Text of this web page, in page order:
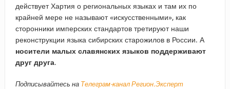
действует Хартия о региональных языках и там их по
крайней мере не называют «искусственными», как
сторонники имперских стандартов третируют наши
реконструкции языка сибирских старожилов в России. А
носители малых славянских языков поддерживают
друг друга.
Подписывайтесь на Телеграм-канал Регион.Эксперт